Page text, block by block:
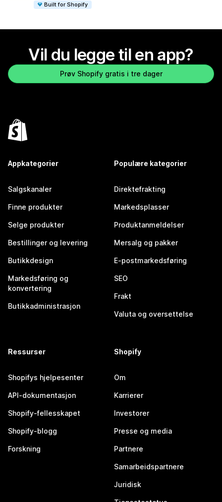
Built for Shopify
Vil du legge til en app?
Prøv Shopify gratis i tre dager
Appkategorier
Salgskanaler
Finne produkter
Selge produkter
Bestillinger og levering
Butikkdesign
Markedsføring og
konvertering
Butikkadministrasjon
Populære kategorier
Direktefrakting
Markedsplasser
Produktanmeldelser
Mersalg og pakker
E-postmarkedsføring
SEO
Frakt
Valuta og oversettelse
Ressurser
Shopifys hjelpesenter
API-dokumentasjon
Shopify-fellesskapet
Shopify-blogg
Forskning
Shopify
Om
Karrierer
Investorer
Presse og media
Partnere
Samarbeidspartnere
Juridisk